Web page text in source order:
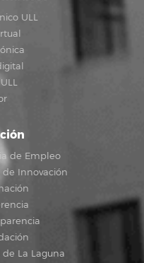
ULL
de Empleo
de Innovación
La Laguna